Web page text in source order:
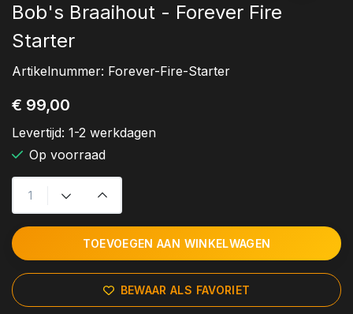
Bob's Braaihout - Forever Fire
Starter
Artikelnummer: Forever-Fire-Starter
€ 99,00
Levertijd: 1-2 werkdagen
Op voorraad
TOEVOEGEN AAN WINKELWAGEN
BEWAAR ALS FAVORIET